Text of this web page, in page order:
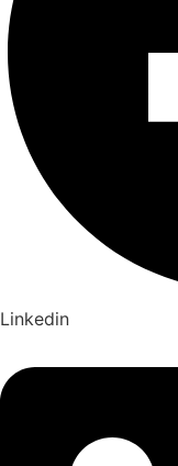
Linkedin